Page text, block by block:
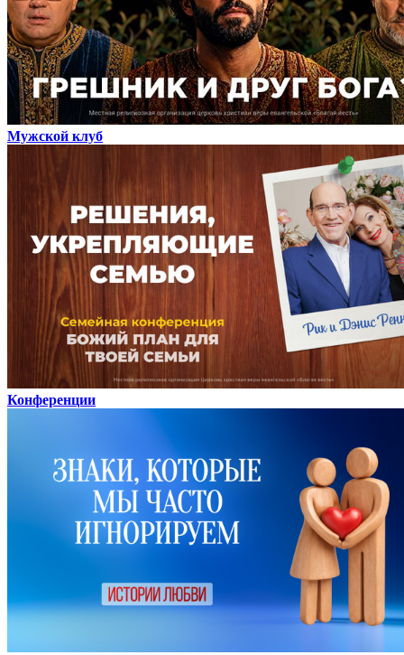
Мужской клуб
Конференции